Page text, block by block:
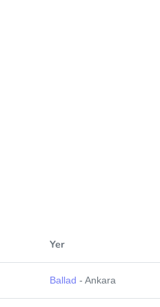
Yer
Ballad - Ankara